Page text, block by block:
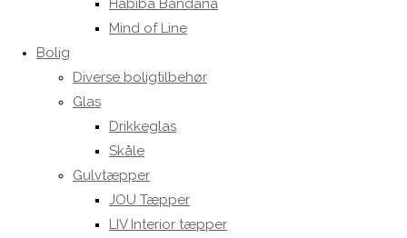
Habiba Bandana
Mind of Line
Bolig
Diverse boligtilbehør
Glas
Drikkeglas
Skåle
Gulvtæpper
JOU Tæpper
LIV Interior tæpper